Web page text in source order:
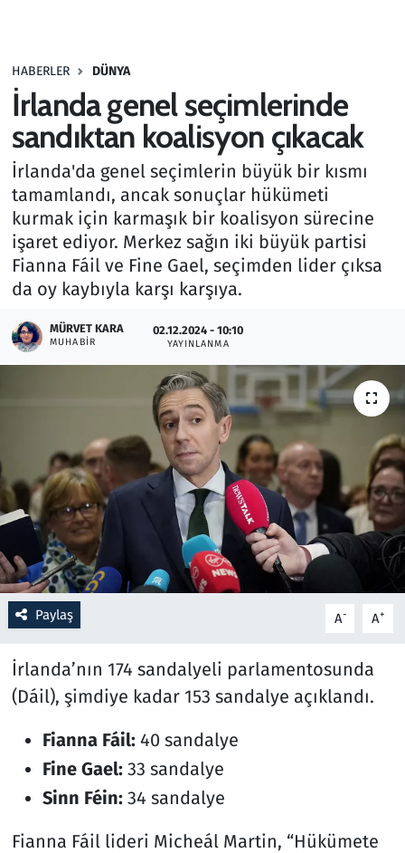
HABERLER DÜNYA
İrlanda genel seçimlerinde
sandıktan koalisyon çıkacak
İrlanda'da genel seçimlerin büyük bir kısmı
tamamlandı, ancak sonuçlar hükümeti
kurmak için karmaşık bir koalisyon sürecine
işaret ediyor. Merkez sağın iki büyük partisi
Fianna Fáil ve Fine Gael, seçimden lider çıksa
da oy kaybıyla karşı karşıya.
MÜRVET KARA
MUHABIR
02.12.2024 - 10:10
YAYINLANMA
Paylaş A- A+
İrlanda’nın 174 sandalyeli parlamentosunda
(Dáil), şimdiye kadar 153 sandalye açıklandı.
Fianna Fáil:40 sandalye
Fine Gael:33 sandalye
Sinn Féin:34 sandalye
Fianna Fáil lideri Micheál Martin, “Hükümete
Haber
Kültür Sanat
Kurumsal Haberler
Lezzet Durağı
Memur ve Kamu
Resmi İlanlar
Rüya Tabirleri
Sağlık
Savunma Sanayi
Seçim 2023
Spor
Televizyon